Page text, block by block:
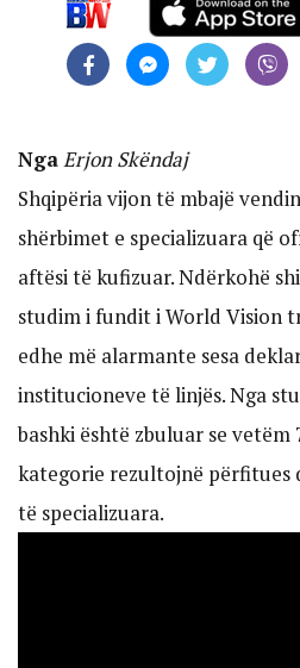
NgaErjon Skëndaj
Shqipëria vijon të mbajë
shërbimet e specializuara që
aftësi të kufizuar. Ndërkohë
studim i fundit i World Vision
edhe më alarmante sesa
institucioneve të linjës. Nga
bashki është zbuluar se vetëm
kategorie rezultojnë përfitues
të specializuara.